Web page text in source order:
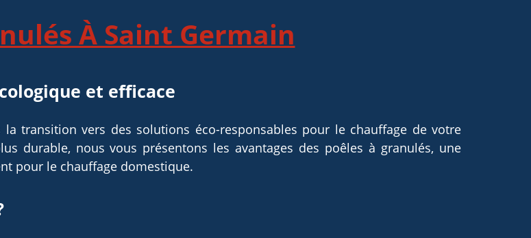
À Saint Germain
et efficace
transition vers des solutions éco-responsables pour le chauffage de votre
durable, nous vous présentons les avantages des poêles à granulés, une
pour le chauffage domestique.